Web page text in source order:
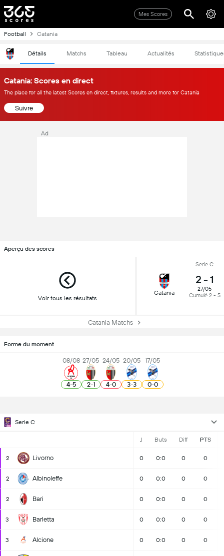
Mes Scores
Football Catania
Détails Matchs Tableau Actualités
Catania: Scores en direct
The place for all the latest Scores en direct, fixtures, results and more for Catania
Suivre
Ad
Aperçu des scores
Voir tous les résultats
Serie C
Catania
2 - 1
27/05
Cumulé 2 - 5
Catania Matchs
Forme du moment
08/08
4-5
27/05
2-1
24/05
4-0
20/05
3-3
17/05
0-0
Serie C
J Buts Diff PTS
2 Livorno 0 0:0 0 0
2 Albinoleffe 0 0:0 0 0
2 Bari 0 0:0 0 0
3 Barletta 0 0:0 0 0
3 Alcione 0 0:0 0 0